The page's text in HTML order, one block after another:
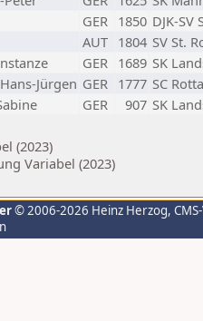
GER 1850 DJK-SV
AUT 1804 SV St.
GER 1689 SK
Jürgen GER 1777 SC
GER 907 SK
(2023)
Variabel (2023)
© 2006-2026 Heinz Herzog,